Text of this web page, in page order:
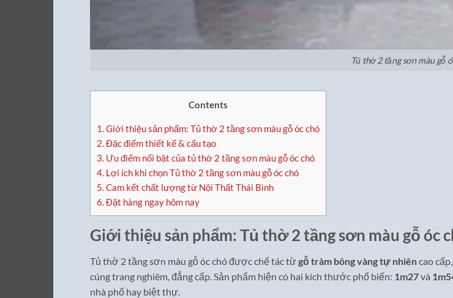
Tủ thờ 2 tầng sơn màu gỗ
Contents
1.Giới thiệu sản phẩm: Tủ thờ 2 tầng sơn màu gỗ óc chó
2.Đặc điểm thiết kế & cấu tạo
3. Ưu điểm nổi bật của tủ thờ 2 tầng sơn màu gỗ óc chó
4. Lợi ích khi chọn Tủ thờ 2 tầng sơn màu gỗ óc chó
5.Cam kết chất lượng từ Nội Thất Thái Bình
6.Đặt hàng ngay hôm nay
Giới thiệu sản phẩm: Tủ thờ 2 tầng sơn màu gỗ óc
Tủ thờ 2 tầng sơn màu gỗ óc chó được chế tác từgỗ tràm bông vàng tự nhiêncao
cúng trang nghiêm, đẳng cấp. Sản phẩm hiện có hai kích thước phổ biến: 1m27và
nhà phố hay biệt thự.